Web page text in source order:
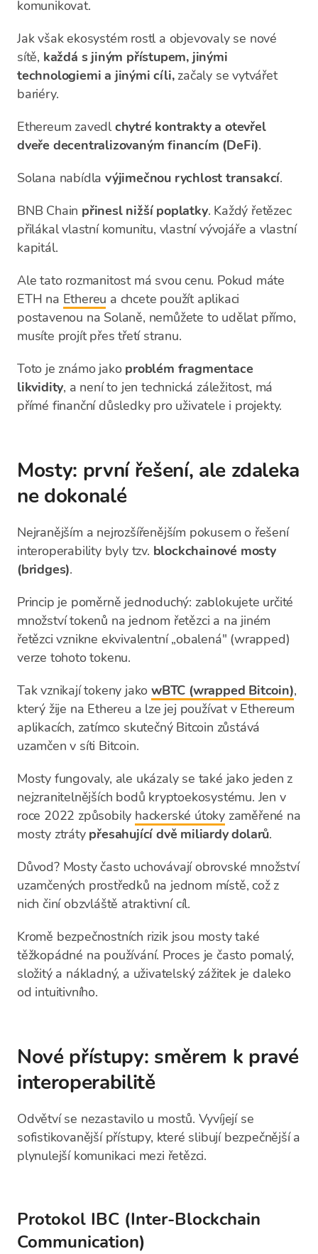
komunikovat.
Jak však ekosystém rostl a objevovaly se nové
sítě, každá s jiným přístupem, jinými
technologiemi a jinými cíli,začaly se vytvářet
bariéry.
Ethereum zavedlchytré kontrakty a otevřel
dveře decentralizovaným financím (DeFi).
Solana nabídla výjimečnou rychlost transakcí.
BNB Chain přinesl nižší poplatky. Každý řetězec
přilákal vlastní komunitu, vlastní vývojáře a vlastní
kapitál.
Ale tato rozmanitost má svou cenu. Pokud máte
ETH na Ethereu a chcete použít aplikaci
postavenou na Solaně, nemůžete to udělat přímo,
musíte projít přes třetí stranu.
Toto je známo jako problém fragmentace
likvidity, a není to jen technická záležitost, má
přímé finanční důsledky pro uživatele i projekty.
Mosty: první řešení, ale zdaleka
ne dokonalé
Nejranějším a nejrozšířenějším pokusem o řešení
interoperability byly tzv. blockchainové mosty
(bridges).
Princip je poměrně jednoduchý: zablokujete určité
množství tokenů na jednom řetězci a na jiném
řetězci vznikne ekvivalentní „obalená" (wrapped)
verze tohoto tokenu.
Tak vznikají tokeny jako wBTC (wrapped Bitcoin),
který žije na Ethereu a lze jej používat v Ethereum
aplikacích, zatímco skutečný Bitcoin zůstává
uzamčen v síti Bitcoin.
Mosty fungovaly, ale ukázaly se také jako jeden z
nejzranitelnějších bodů kryptoekosystému. Jen v
roce 2022 způsobily hackerské útoky zaměřené na
mosty ztráty přesahující dvě miliardy dolarů.
Důvod? Mosty často uchovávají obrovské množství
uzamčených prostředků na jednom místě, což z
nich činí obzvláště atraktivní cíl.
Kromě bezpečnostních rizik jsou mosty také
těžkopádné na používání. Proces je často pomalý,
složitý a nákladný, a uživatelský zážitek je daleko
od intuitivního.
Nové přístupy: směrem k pravé
interoperabilitě
Odvětví se nezastavilo u mostů. Vyvíjejí se
sofistikovanější přístupy, které slibují bezpečnější a
plynulejší komunikaci mezi řetězci.
Protokol IBC (Inter-Blockchain
Communication)